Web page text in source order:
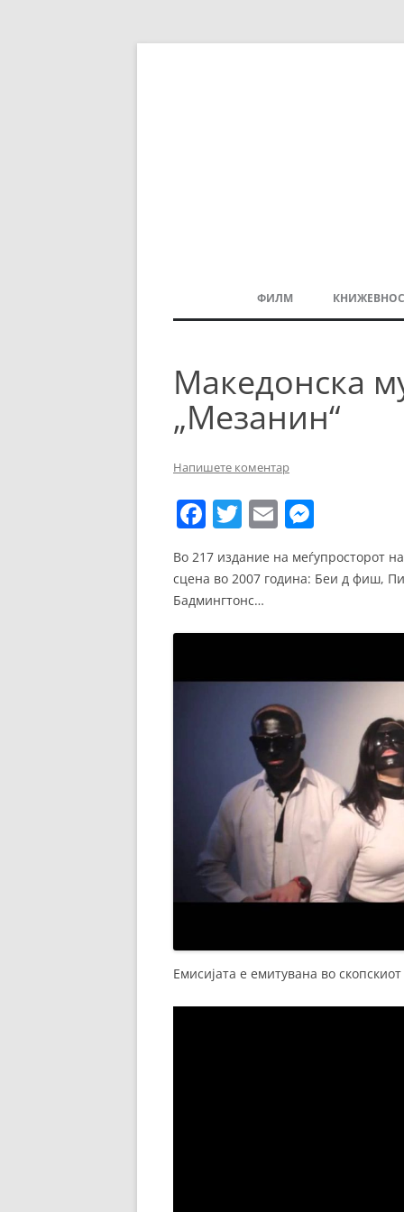
ФИЛМ
ЕВРОПСКИ ФИЛМ
ФИЛМОПОЛИС
Македонска
„Мезанин“
Напишете коментар
F
a
c
e
b
o
T
itt
er
E
ai ss
n
er
Во 217 издание на меѓупросторот
сцена во 2007 година: Беи д фиш,
Бадмингтонс…
Емисијата е емитувана во